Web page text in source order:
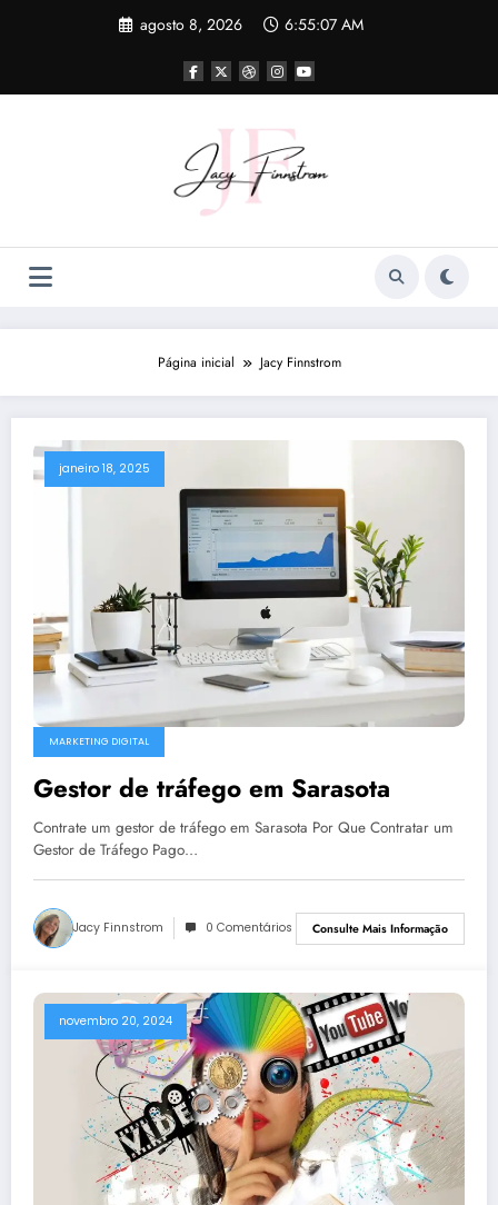
agosto 8, 2026 6:55:08 AM
Página inicial Jacy Finnstrom
janeiro 18, 2025
MARKETING DIGITAL
Gestor de tráfego em Sarasota
Contrate um gestor de tráfego em Sarasota Por Que Contratar um
Gestor de Tráfego Pago…
Jacy Finnstrom 0 Comentários Consulte Mais Informação
novembro 20, 2024